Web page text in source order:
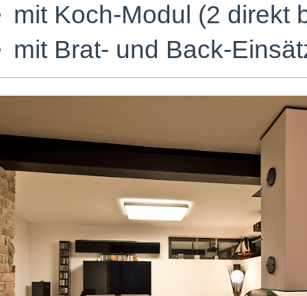
mit Koch-Modul (2 direkt
mit Brat- und Back-